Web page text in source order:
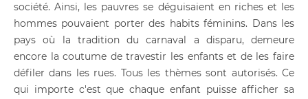
société. Ainsi, les pauvres se déguisaient en riches et les
hommes pouvaient porter des habits féminins. Dans les
pays où la tradition du carnaval a disparu, demeure
encore la coutume de travestir les enfants et de les faire
défiler dans les rues. Tous les thèmes sont autorisés. Ce
qui importe c'est que chaque enfant puisse afficher sa